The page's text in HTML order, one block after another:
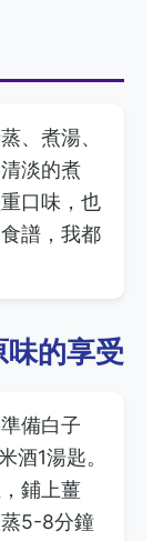
、煮湯、
淡的煮
口味，也
譜，我都
的享受
備白子
酒1湯匙。
鋪上薑
5-8分鐘